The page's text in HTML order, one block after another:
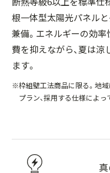
根一体型太陽光パネルと
兼備。エネルギーの効
費を抑えながら、夏は
ます。
※枠組壁工法商品に限る。地
プラン、採用する仕様によ